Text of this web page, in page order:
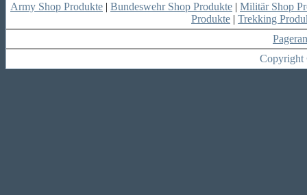
Army Shop Produkte | Bundeswehr Shop Produkte | Militär Shop
Produkte | Trekking